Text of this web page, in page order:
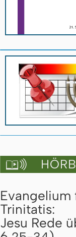

Evangelium
Trinitatis:
Jesu Rede